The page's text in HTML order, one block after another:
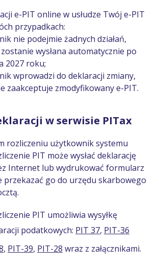
e-PIT online w usłudze Twój e-PIT
przypadkach:
nie podejmie żadnych działań,
wysłana automatycznie po
2027 roku;
wprowadzi do deklaracji zmiany,
zaakceptuje zmodyfikowany e-PIT.
w serwisie PITax
rozliczeniu użytkownik systemu
PIT może wysłać deklarację
Internet lub wydrukować formularz
przekazać go do urzędu skarbowego
PIT umożliwia wysyłkę
podatkowych: PIT 37, PIT-36
, PIT-39, PIT-28 wraz z załącznikami.